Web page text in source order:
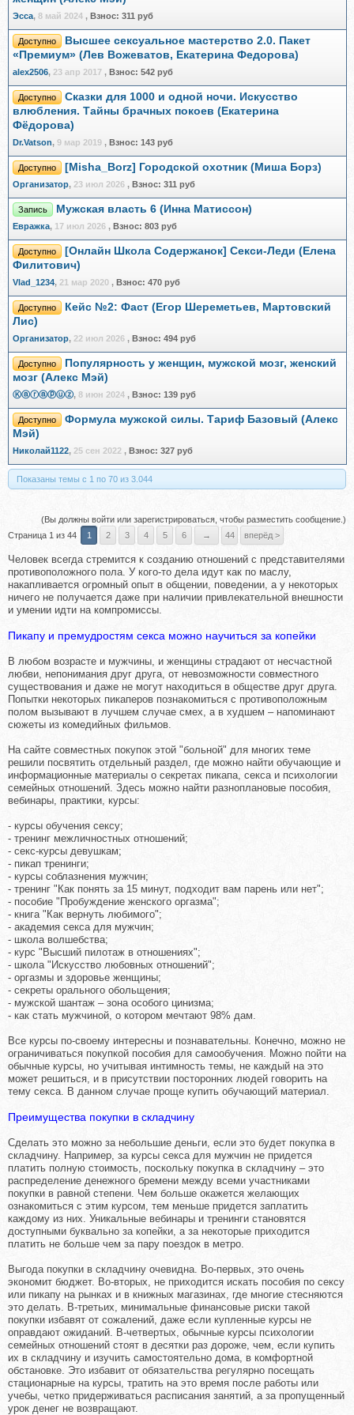
Эсса, 8 май 2024 , Взнос: 311 руб
Доступно
Высшее сексуальное мастерство 2.0. Пакет
«Премиум» (Лев Вожеватов, Екатерина Федорова)
alex2506, 23 апр 2017 , Взнос: 542 руб
Доступно
Сказки для 1000 и одной ночи. Искусство
влюбления. Тайны брачных покоев (Екатерина
Фёдорова)
Dr.Vatson, 9 мар 2019 , Взнос: 143 руб
Доступно [Misha_Borz] Городской охотник (Миша Борз)
Организатор, 23 июл 2026 , Взнос: 311 руб
Запись Мужская власть 6 (Инна Матиссон)
Евражкa, 17 июл 2026 , Взнос: 803 руб
Доступно
[Онлайн Школа Содержанок] Секси-Леди (Елена
Филитович)
Vlad_1234, 21 мар 2020 , Взнос: 470 руб
Доступно
Кейс №2: Фаст (Егор Шереметьев, Мартовский
Лис)
Организатор, 22 июл 2026 , Взнос: 494 руб
Доступно
Популярность у женщин, мужской мозг, женский
мозг (Алекс Мэй)
Ⓚⓐⓡⓐⓟⓤⓩ, 8 июн 2024 , Взнос: 139 руб
Доступно
Формула мужской силы. Тариф Базовый (Алекс
Мэй)
Николай1122, 25 сен 2022 , Взнос: 327 руб
Показаны темы с 1 по 70 из 3.044
(Вы должны войти или зарегистрироваться, чтобы разместить сообщение.)
Страница 1 из 44
1 2 3 4 5 6 → 44 вперёд >
Человек всегда стремится к созданию отношений с представителями
противоположного пола. У кого-то дела идут как по маслу,
накапливается огромный опыт в общении, поведении, а у некоторых
ничего не получается даже при наличии привлекательной внешности
и умении идти на компромиссы.
Пикапу и премудростям секса можно научиться за копейки
В любом возрасте и мужчины, и женщины страдают от несчастной
любви, непонимания друг друга, от невозможности совместного
существования и даже не могут находиться в обществе друг друга.
Попытки некоторых пикаперов познакомиться с противоположным
полом вызывают в лучшем случае смех, а в худшем – напоминают
сюжеты из комедийных фильмов.
На сайте совместных покупок этой "больной" для многих теме
решили посвятить отдельный раздел, где можно найти обучающие и
информационные материалы о секретах пикапа, секса и психологии
семейных отношений. Здесь можно найти разноплановые пособия,
вебинары, практики, курсы:
- курсы обучения сексу;
- тренинг межличностных отношений;
- секс-курсы девушкам;
- пикап тренинги;
- курсы соблазнения мужчин;
- тренинг "Как понять за 15 минут, подходит вам парень или нет";
- пособие "Пробуждение женского оргазма";
- книга "Как вернуть любимого";
- академия секса для мужчин;
- школа волшебства;
- курс "Высший пилотаж в отношениях";
- школа "Искусство любовных отношений";
- оргазмы и здоровье женщины;
- секреты орального обольщения;
- мужской шантаж – зона особого цинизма;
- как стать мужчиной, о котором мечтают 98% дам.
Все курсы по-своему интересны и познавательны. Конечно, можно не
ограничиваться покупкой пособия для самообучения. Можно пойти на
обычные курсы, но учитывая интимность темы, не каждый на это
может решиться, и в присутствии посторонних людей говорить на
тему секса. В данном случае проще купить обучающий материал.
Преимущества покупки в складчину
Сделать это можно за небольшие деньги, если это будет покупка в
складчину. Например, за курсы секса для мужчин не придется
платить полную стоимость, поскольку покупка в складчину – это
распределение денежного бремени между всеми участниками
покупки в равной степени. Чем больше окажется желающих
ознакомиться с этим курсом, тем меньше придется заплатить
каждому из них. Уникальные вебинары и тренинги становятся
доступными буквально за копейки, а за некоторые приходится
платить не больше чем за пару поездок в метро.
Выгода покупки в складчину очевидна. Во-первых, это очень
экономит бюджет. Во-вторых, не приходится искать пособия по сексу
или пикапу на рынках и в книжных магазинах, где многие стесняются
это делать. В-третьих, минимальные финансовые риски такой
покупки избавят от сожалений, даже если купленные курсы не
оправдают ожиданий. В-четвертых, обычные курсы психологии
семейных отношений стоят в десятки раз дороже, чем, если купить
их в складчину и изучить самостоятельно дома, в комфортной
обстановке. Это избавит от обязательства регулярно посещать
стационарные на курсы, тратить на это время после работы или
учебы, четко придерживаться расписания занятий, а за пропущенный
урок денег не возвращают.